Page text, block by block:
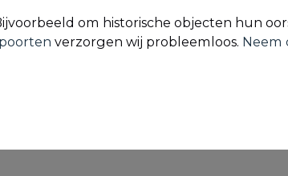
om historische objecten hun
verzorgen wij probleemloos. Neem